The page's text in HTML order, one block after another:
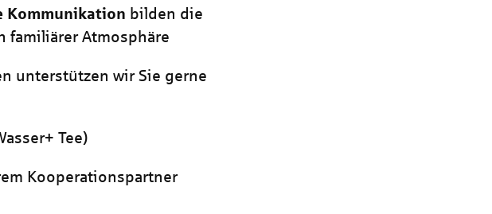
Kommunikation bilden die
familiärer Atmosphäre
unterstützen wir Sie gerne
Tee)
Kooperationspartner